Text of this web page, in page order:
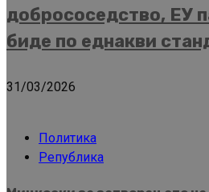
добрососедство, ЕУ
биде по еднакви
31/03/2026
Политика
Република